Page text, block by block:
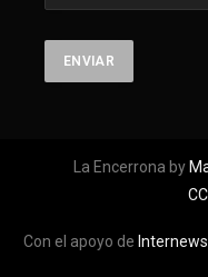
La Encerrona by
Con el apoyo de Internews